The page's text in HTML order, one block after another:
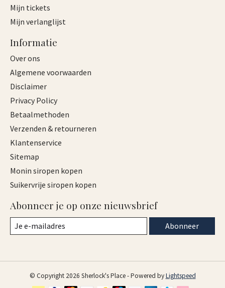
Mijn tickets
Mijn verlanglijst
Informatie
Over ons
Algemene voorwaarden
Disclaimer
Privacy Policy
Betaalmethoden
Verzenden & retourneren
Klantenservice
Sitemap
Monin siropen kopen
Suikervrije siropen kopen
Abonneer je op onze nieuwsbrief
Abonneer
© Copyright 2026 Sherlock's Place - Powered byLightspeed